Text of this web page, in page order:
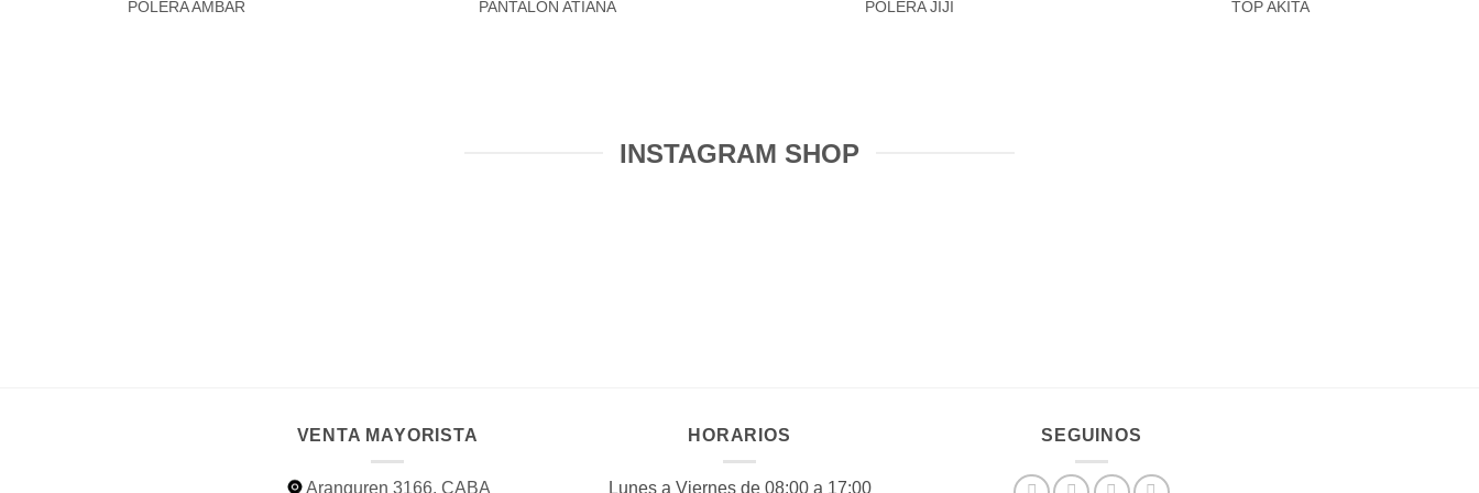
POLERA AMBAR PANTALON ATIANA POLERA JIJI TOP AKITA
INSTAGRAM SHOP
VENTA MAYORISTA
Aranguren 3166. CABA
HORARIOS
Lunes a Viernes de 08:00 a 17:00
SEGUINOS